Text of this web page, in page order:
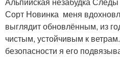
Сорт Новинка меня
выглядит обновлённым, из
чистым, устойчивым к
безопасности я его